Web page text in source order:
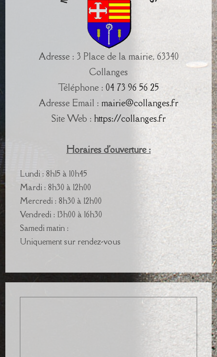
Adresse : 3 Place de la mairie, 63340
Collanges
Téléphone : 04 73 96 56 25
Adresse Email : mairie@collanges.fr
Site Web : https://collanges.fr
Horaires d'ouverture :
Lundi : 8h15 à 10h45
Mardi : 8h30 à 12h00
Mercredi : 8h30 à 12h00
Vendredi : 13h00 à 16h30
Samedi matin :
Uniquement sur rendez-vous